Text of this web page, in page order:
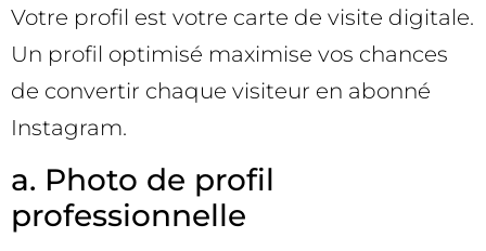
Votre profil est votre carte de visite digitale.
Un profil optimisé maximise vos chances
de convertir chaque visiteur en abonné
Instagram.
a. Photo de profil
professionnelle